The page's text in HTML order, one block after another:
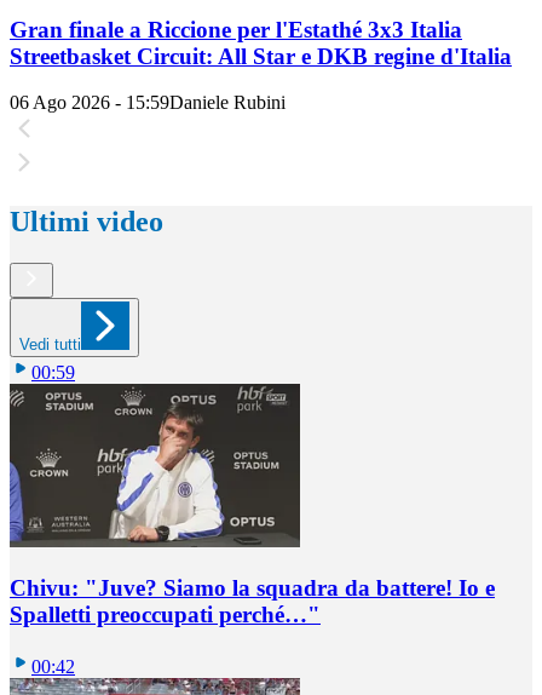
Gran finale a Riccione per l'Estathé 3x3 Italia
Streetbasket Circuit: All Star e DKB regine d'Italia
06 Ago 2026 - 15:59Daniele Rubini
Ultimi video
Vedi tutti
00:59
Chivu: "Juve? Siamo la squadra da battere! Io e
Spalletti preoccupati perché…"
00:42